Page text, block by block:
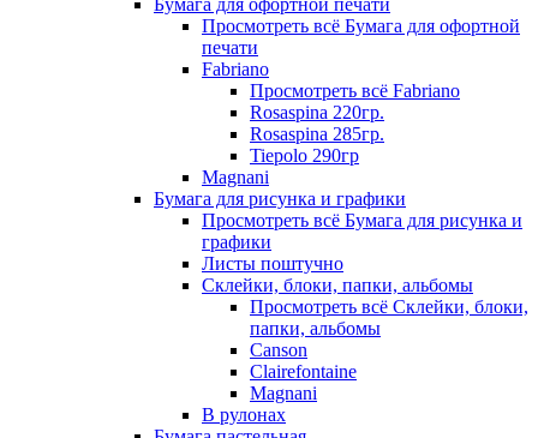
Бумага для офортной печати
Просмотреть всё Бумага для офортной
печати
Fabriano
Просмотреть всё Fabriano
Rosaspina 220гр.
Rosaspina 285гр.
Tiepolo 290гр
Magnani
Бумага для рисунка и графики
Просмотреть всё Бумага для рисунка и
графики
Листы поштучно
Склейки, блоки, папки, альбомы
Просмотреть всё Склейки, блоки,
папки, альбомы
Canson
Clairefontaine
Magnani
В рулонах